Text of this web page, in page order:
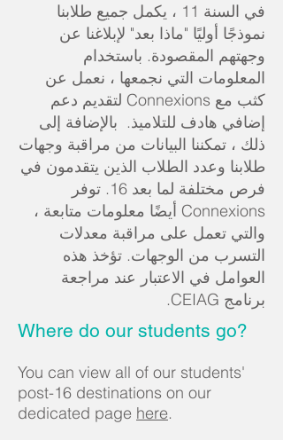
في السنة 11 ، يكمل جميع طلابنا
نموذجًا أوليًا "ماذا بعد" لإبلاغنا عن
وجهتهم المقصودة. باستخدام
المعلومات التي نجمعها ، نعمل عن
كثب مع Connexions لتقديم دعم
إضافي هادف للتلاميذ. بالإضافة إلى
ذلك ، تمكننا البيانات من مراقبة وجهات
طلابنا وعدد الطلاب الذين يتقدمون في
فرص مختلفة لما بعد 16. توفر
Connexions أيضًا معلومات متابعة ،
والتي تعمل على مراقبة معدلات
التسرب من الوجهات. تؤخذ هذه
العوامل في الاعتبار عند مراجعة
برنامج CEIAG.
Where do our students go?
You can view all of our students'
post-16 destinations on our
dedicated page here.